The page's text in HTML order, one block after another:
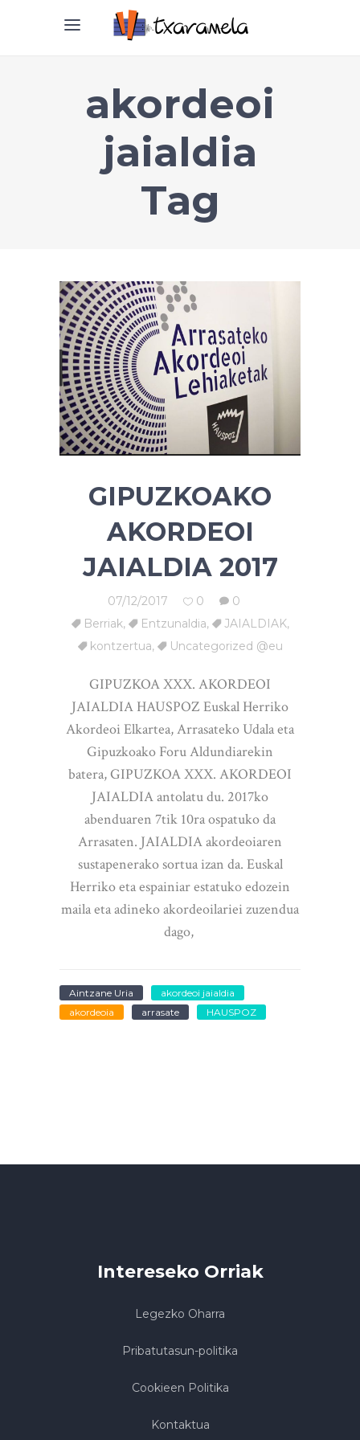
akordeoi
jaialdia
Tag
GIPUZKOAKO
AKORDEOI
JAIALDIA 2017
07/12/2017 0
0
Berriak, Entzunaldia, JAIALDIAK,
kontzertua, Uncategorized @eu
GIPUZKOA XXX. AKORDEOI
JAIALDIA HAUSPOZ Euskal Herriko
Akordeoi Elkartea, Arrasateko Udala eta
Gipuzkoako Foru Aldundiarekin
batera, GIPUZKOA XXX. AKORDEOI
JAIALDIA antolatu du. 2017ko
abenduaren 7tik 10ra ospatuko da
Arrasaten. JAIALDIA akordeoiaren
sustapenerako sortua izan da. Euskal
Herriko eta espainiar estatuko edozein
maila eta adineko akordeoilariei zuzendua
dago,
Aintzane Uria
akordeoi jaialdia
akordeoia
arrasate HAUSPOZ
Intereseko Orriak
Legezko Oharra
Pribatutasun-politika
Cookieen Politika
Kontaktua